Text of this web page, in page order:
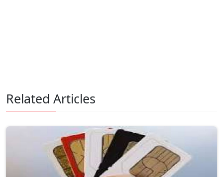
Related Articles